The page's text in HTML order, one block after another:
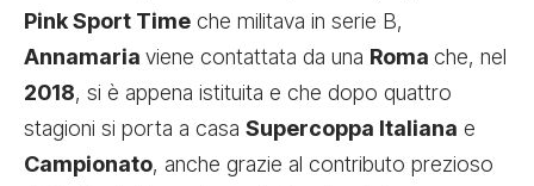
Pink Sport Time che militava in serie B,
Annamaria viene contattata da una Roma che, nel
2018, si è appena istituita e che dopo quattro
stagioni si porta a casa Supercoppa Italiana e
Campionato, anche grazie al contributo prezioso